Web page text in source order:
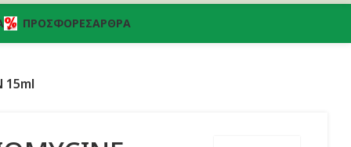
ΠΡΟΣΦΟΡΈΣΆΡΘΡΑ
15ml